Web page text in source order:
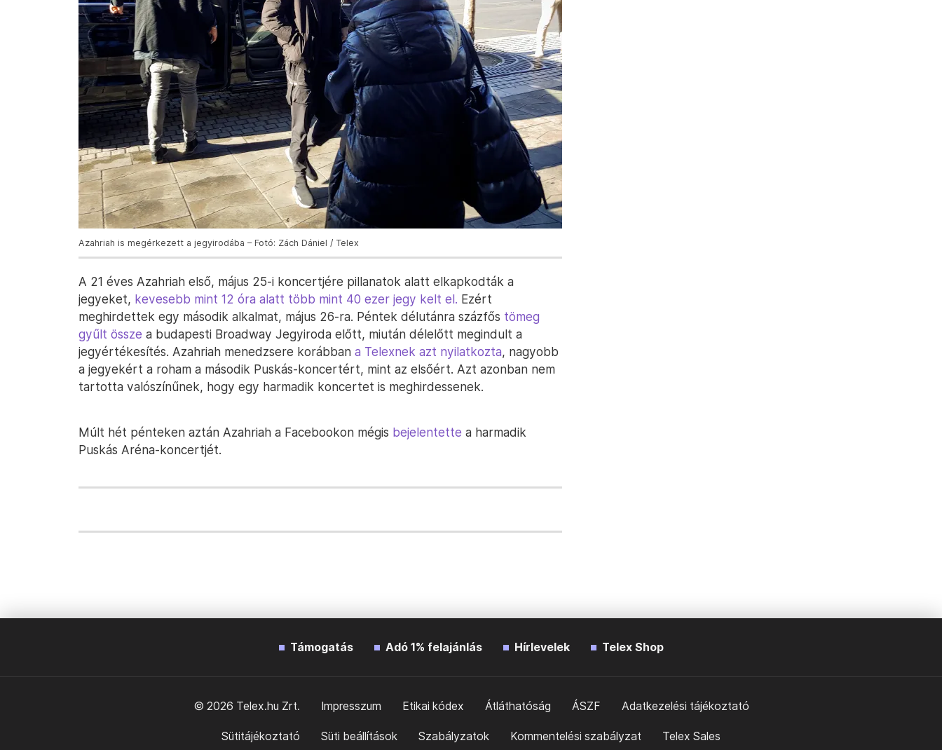
Azahriah is megérkezett a jegyirodába – Fotó: Zách Dániel / Telex
A 21 éves Azahriah első, május 25-i koncertjére pillanatok alatt elkapkodták a
jegyeket, kevesebb mint 12 óra alatt több mint 40 ezer jegy kelt el. Ezért
meghirdettek egy második alkalmat, május 26-ra. Péntek délutánra százfős tömeg
gyűlt össze a budapesti Broadway Jegyiroda előtt, miután délelőtt megindult a
jegyértékesítés. Azahriah menedzsere korábban a Telexnek azt nyilatkozta, nagyobb
a jegyekért a roham a második Puskás-koncertért, mint az elsőért. Azt azonban nem
tartotta valószínűnek, hogy egy harmadik koncertet is meghirdessenek.
Múlt hét pénteken aztán Azahriah a Facebookon mégis bejelentette a harmadik
Puskás Aréna-koncertjét.
Támogatás Adó 1% felajánlás Hírlevelek Telex Shop
© 2026 Telex.hu Zrt. Impresszum Etikai kódex Átláthatóság ÁSZF Adatkezelési tájékoztató
Sütitájékoztató Süti beállítások Szabályzatok Kommentelési szabályzat Telex Sales